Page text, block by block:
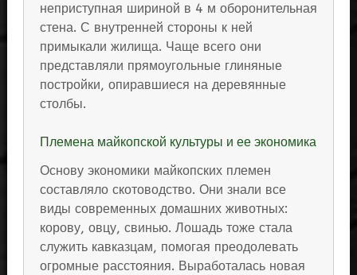
неприступная шириной в 4 м оборонительная
стена. С внутренней стороны к ней
примыкали жилища. Чаще всего они
представляли прямоугольные глиняные
постройки, опиравшиеся на деревянные
столбы.
Племена майкопской культуры и ее экономика
Основу экономики майкопских племен
составляло скотоводство. Они знали все
виды современных домашних животных:
корову, овцу, свинью. Лошадь тоже стала
служить кавказцам, помогая преодолевать
огромные расстояния. Выработалась новая